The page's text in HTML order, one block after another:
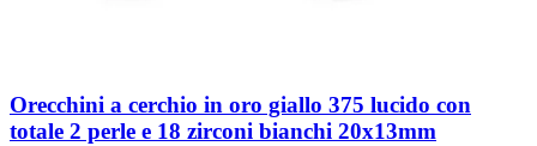
Orecchini a cerchio in oro giallo 375 lucido con
totale 2 perle e 18 zirconi bianchi 20x13mm